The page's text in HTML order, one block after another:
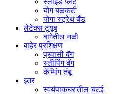
योग बळकटी
योगा स्ट्रेथ बँड
लेटेक्स ट्यूब
बागेतील नळी
बाहेर प्रशिक्षण
प्रवासी बॅग
स्लीपिंग बॅग
कॅम्पिंग तंबू
इतर
स्वयंपाकघरातील चटई